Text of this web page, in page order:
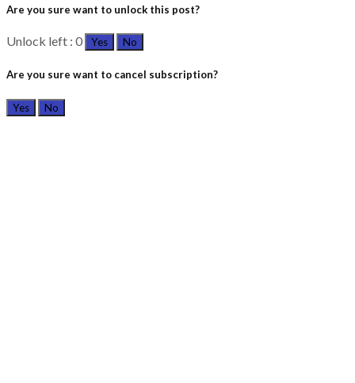
Are you sure want to unlock this post?
Unlock left : 0 Yes No
Are you sure want to cancel subscription?
Yes No